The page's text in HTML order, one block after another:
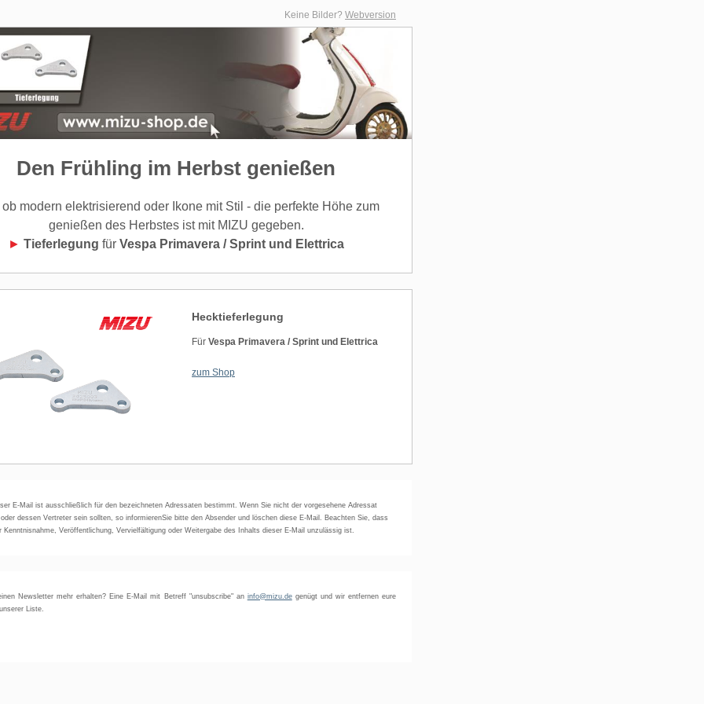
Keine Bilder? Webversion
Den Frühling im Herbst genießen
modern elektrisierend oder Ikone mit Stil - die perfekte Höhe zum
genießen des Herbstes ist mit MIZU gegeben.
► Tieferlegung für Vespa Primavera / Sprint und Elettrica
Hecktieferlegung
Für Vespa Primavera / Sprint und Elettrica
zum Shop
E-Mail ist ausschließlich für den bezeichneten Adressaten bestimmt. Wenn Sie nicht der vorgesehene Adressat
dessen Vertreter sein sollten, so informierenSie bitte den Absender und löschen diese E-Mail. Beachten Sie, dass
Kenntnisnahme, Veröffentlichung, Vervielfältigung oder Weitergabe des Inhalts dieser E-Mail unzulässig ist.
Newsletter mehr erhalten? Eine E-Mail mit Betreff "unsubscribe" an info@mizu.degenügt und wir entfernen eure
Liste.